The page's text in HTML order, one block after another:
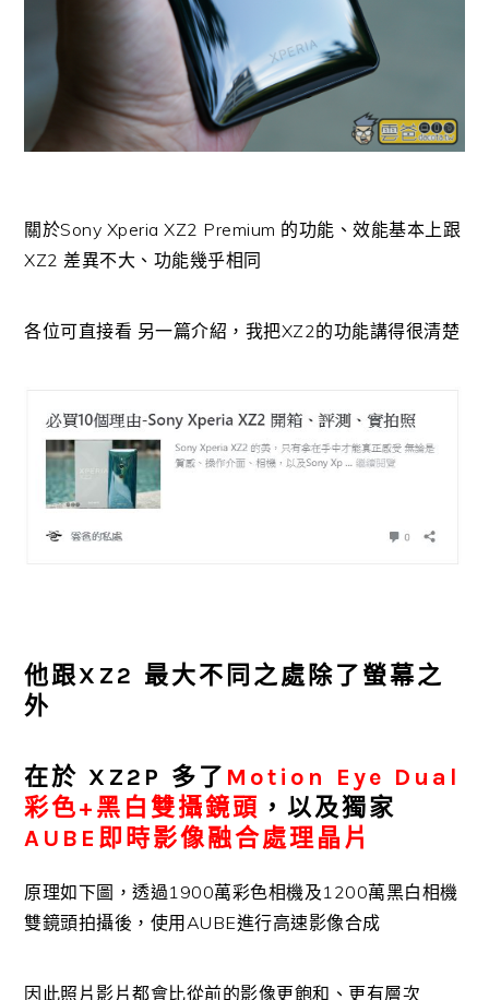
關於Sony Xperia XZ2 Premium 的功能、效能基本上跟
XZ2 差異不大、功能幾乎相同
各位可直接看 另一篇介紹，我把XZ2的功能講得很清楚
他跟XZ2 最大不同之處除了螢幕之
外
在於 XZ2P 多了 Motion Eye Dual
彩色+黑白雙攝鏡頭 ，以及獨家
AUBE即時影像融合處理晶片
原理如下圖，透過1900萬彩色相機及1200萬黑白相機
雙鏡頭拍攝後，使用AUBE進行高速影像合成
因此照片影片都會比從前的影像更飽和、更有層次